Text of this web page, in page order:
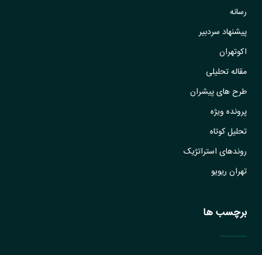
رسانه
پیشنهاد سردبیر
اکوتهران
مقاله تحلیلی
طرح های پیشران
پرونده ویژه
تحلیل کوتاه
روندهای استراتژیک
تهران ریویو
برچسب ها